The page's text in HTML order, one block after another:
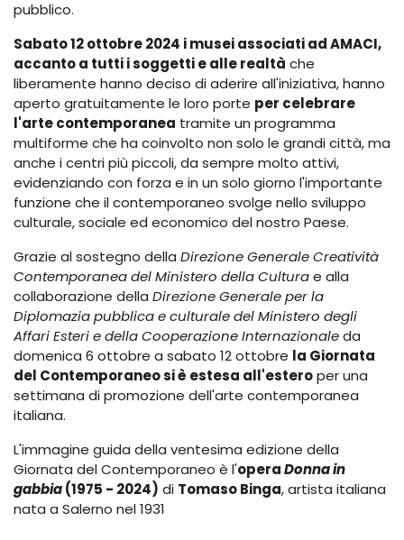
pubblico.
Sabato 12 ottobre 2024 i musei associati ad AMACI,
accanto a tutti i soggetti e alle realtà che
liberamente hanno deciso di aderire all'iniziativa, hanno
aperto gratuitamente le loro porte per celebrare
l'arte contemporanea tramite un programma
multiforme che ha coinvolto non solo le grandi città, ma
anche i centri più piccoli, da sempre molto attivi,
evidenziando con forza e in un solo giorno l'importante
funzione che il contemporaneo svolge nello sviluppo
culturale, sociale ed economico del nostro Paese.
Grazie al sostegno della Direzione Generale Creatività
Contemporanea del Ministero della Culturae alla
collaborazione della Direzione Generale per la
Diplomazia pubblica e culturale del Ministero degli
Affari Esteri e della Cooperazione Internazionaleda
domenica 6 ottobre a sabato 12 ottobre la Giornata
del Contemporaneo si è estesa all'esteroper una
settimana di promozione dell'arte contemporanea
italiana.
L'immagine guida della ventesima edizione della
Giornata del Contemporaneo è l'operaDonna in
gabbia(1975 - 2024) di Tomaso Binga, artista italiana
nata a Salerno nel 1931